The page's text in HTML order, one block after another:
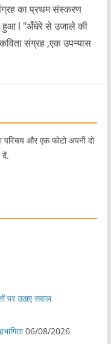
का प्रथम संस्करण
हुआ l "अँधेरे से उजाले की
संग्रह ,एक उपन्यास
और एक फोटो अपनी दो
पर उठाए सवाल
06/08/2026